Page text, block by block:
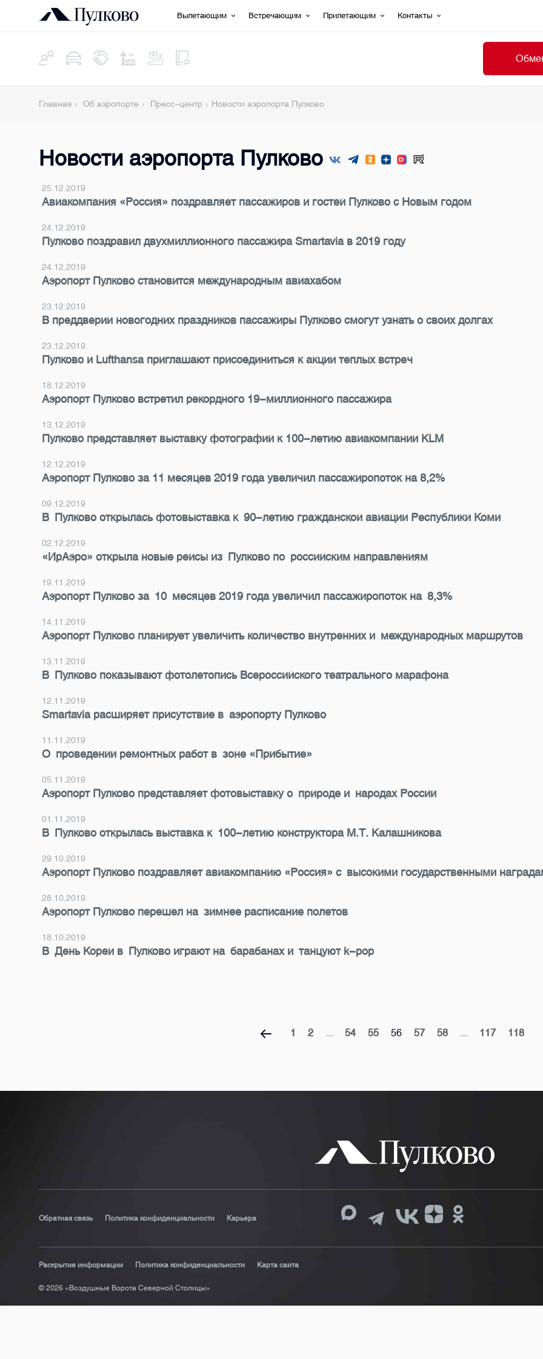
Вылетающим Встречающим Прилетающим Контакты
Главная Об аэропорте Пресс-центр Новости аэропорта Пулково
Новости аэропорта Пулково
25.12.2019
Авиакомпания «Россия» поздравляет пассажиров и гостей Пулково с Новым годом
24.12.2019
Пулково поздравил двухмиллионного пассажира Smartavia в 2019 году
24.12.2019
Аэропорт Пулково становится международным авиахабом
23.12.2019
В преддверии новогодних праздников пассажиры Пулково смогут узнать о своих долгах
23.12.2019
Пулково и Lufthansa приглашают присоединиться к акции теплых встреч
18.12.2019
Аэропорт Пулково встретил рекордного 19-миллионного пассажира
13.12.2019
Пулково представляет выставку фотографий к 100-летию авиакомпании KLM
12.12.2019
Аэропорт Пулково за 11 месяцев 2019 года увеличил пассажиропоток на 8,2%
09.12.2019
В Пулково открылась фотовыставка к 90-летию гражданской авиации Республики Коми
02.12.2019
«ИрАэро» открыла новые рейсы из Пулково по российским направлениям
19.11.2019
Аэропорт Пулково за 10 месяцев 2019 года увеличил пассажиропоток на 8,3%
14.11.2019
Аэропорт Пулково планирует увеличить количество внутренних и международных маршрутов
13.11.2019
В Пулково показывают фотолетопись Всероссийского театрального марафона
12.11.2019
Smartavia расширяет присутствие в аэропорту Пулково
11.11.2019
О проведении ремонтных работ в зоне «Прибытие»
05.11.2019
Аэропорт Пулково представляет фотовыставку о природе и народах России
01.11.2019
В Пулково открылась выставка к 100-летию конструктора М.Т. Калашникова
29.10.2019
Аэропорт Пулково поздравляет авиакомпанию «Россия» с высокими государственными
28.10.2019
Аэропорт Пулково перешел на зимнее расписание полетов
18.10.2019
В День Кореи в Пулково играют на барабанах и танцуют k-pop
1 2 ... 54 55 56 57 58 ... 117 118
Обратная связь Политика конфиденциальности Карьера
Раскрытие информации Политика конфиденциальности Карта сайта
© 2026 «Воздушные Ворота Северной Столицы»